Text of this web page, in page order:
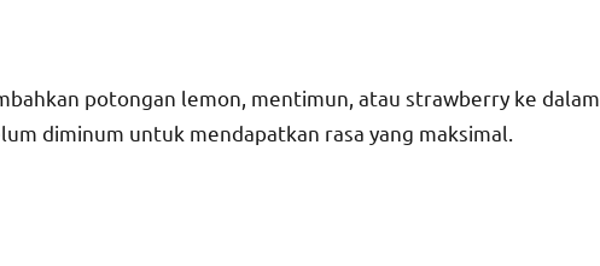
potongan lemon, mentimun, atau strawberry ke dalam
diminum untuk mendapatkan rasa yang maksimal.